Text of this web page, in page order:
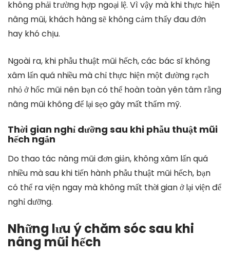
không phải trường hợp ngoại lệ. Vì vậy mà khi thực hiện
nâng mũi, khách hàng sẽ không cảm thấy đau đớn
hay khó chịu.
Ngoài ra, khi phẫu thuật mũi hếch, các bác sĩ không
xâm lấn quá nhiều mà chỉ thực hiện một đường rạch
nhỏ ở hốc mũi nên bạn có thể hoàn toàn yên tâm rằng
nâng mũi không để lại sẹo gây mất thẩm mỹ.
Thời gian nghỉ dưỡng sau khi phẫu thuật mũi
hếch ngắn
Do thao tác nâng mũi đơn giản, không xâm lấn quá
nhiều mà sau khi tiến hành phẫu thuật mũi hếch, bạn
có thể ra viện ngay mà không mất thời gian ở lại viện để
nghỉ dưỡng.
Những lưu ý chăm sóc sau khi
nâng mũi hếch